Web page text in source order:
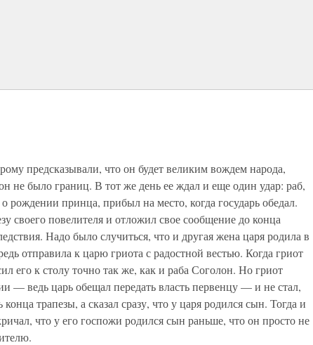
предсказывали, что он будет великим вождем народа,
не было границ. В тот же день ее ждал и еще один удар: раб,
рождении принца, прибыл на место, когда государь обедал.
своего повелителя и отложил свое сообщение до конца
Надо было случиться, что и другая жена царя родила в
отправила к царю гриота с радостной вестью. Когда гриот
его к столу точно так же, как и раба Соголон. Но гриот
— ведь царь обещал передать власть первенцу — и не стал,
трапезы, а сказал сразу, что у царя родился сын. Тогда и
что у его госпожи родился сын раньше, что он просто не